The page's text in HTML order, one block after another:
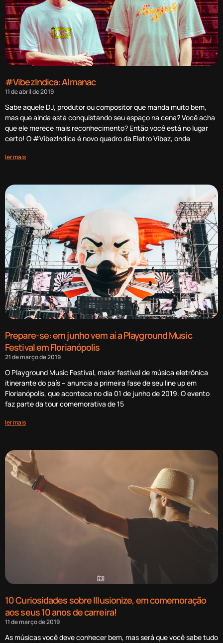
#VibezIndica: Almanac
11 de abril de 2019
Sabe aquele DJ, produtor ou compositor que manda muito bem,
mas que ainda está conquistando seu espaço na cena? Você acha
que ele merece mais reconhecimento? Então você está no lugar
certo! O #VibezIndica é novo quadro da Eletro Vibez, onde
ler mais
Prepare-se: em junho vem aí a Playground Music
Festival em Florianópolis
21 de março de 2019
O Playground Music Festival, maior festival de música eletrônica
itinerante do país – anuncia a primeira fase de seu line up em
Florianópolis, que acontece no dia 01 de junho de 2019. O evento
faz parte da tour comemorativa de 15
ler mais
10 Curiosidades sobre Illusionize, em comemoração
aos seus 10 anos de carreira!
11 de março de 2019
As músicas você deve conhecer bem, mas será que você sabe tudo